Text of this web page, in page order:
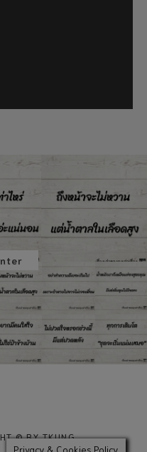
© BY TKUNG
Privacy & Cookies Policy